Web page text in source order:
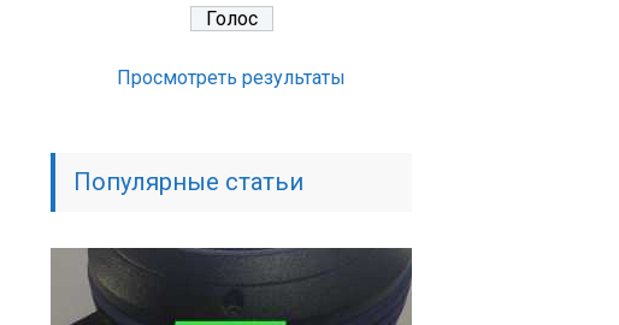
Просмотреть результаты
Популярные статьи